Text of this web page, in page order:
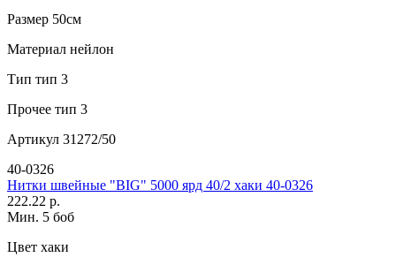
Размер 50см
Материал нейлон
Тип тип 3
Прочее тип 3
Артикул 31272/50
40-0326
Нитки швейные "BIG" 5000 ярд 40/2 хаки 40-0326
222.22 р.
Мин. 5 боб
Цвет хаки